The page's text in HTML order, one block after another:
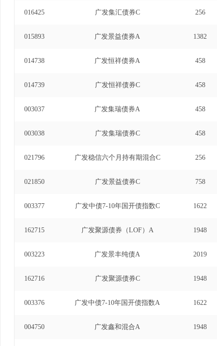
016425 广发集汇债券C 256
015893 广发景益债券A 1382
014738 广发恒祥债券A 458
014739 广发恒祥债券C 458
003037 广发集瑞债券A 458
003038 广发集瑞债券C 458
021796 广发稳信六个月持有期混合C 256
021850 广发景益债券C 758
003377 广发中债7-10年国开债指数C 1622
162715 广发聚源债券（LOF）A 1948
003223 广发景丰纯债A 2019
162716 广发聚源债券C 1948
003376 广发中债7-10年国开债指数A 1622
004750 广发鑫和混合A 1948